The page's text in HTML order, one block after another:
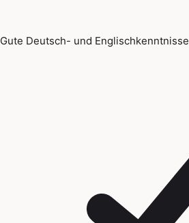
Gute Deutsch- und Englischkenntnisse